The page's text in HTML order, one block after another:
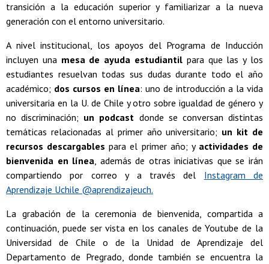
transición a la educación superior y familiarizar a la nueva
generación con el entorno universitario.
A nivel institucional, los apoyos del Programa de Inducción
incluyen una mesa de ayuda estudiantil para que las y los
estudiantes resuelvan todas sus dudas durante todo el año
académico; dos cursos en línea: uno de introducción a la vida
universitaria en la U. de Chile y otro sobre igualdad de género y
no discriminación; un podcast donde se conversan distintas
temáticas relacionadas al primer año universitario; un kit de
recursos descargables para el primer año; y actividades de
bienvenida en línea, además de otras iniciativas que se irán
compartiendo por correo y a través del Instagram de
Aprendizaje Uchile @aprendizajeuch.
La grabación de la ceremonia de bienvenida, compartida a
continuación, puede ser vista en los canales de Youtube de la
Universidad de Chile o de la Unidad de Aprendizaje del
Departamento de Pregrado, donde también se encuentra la